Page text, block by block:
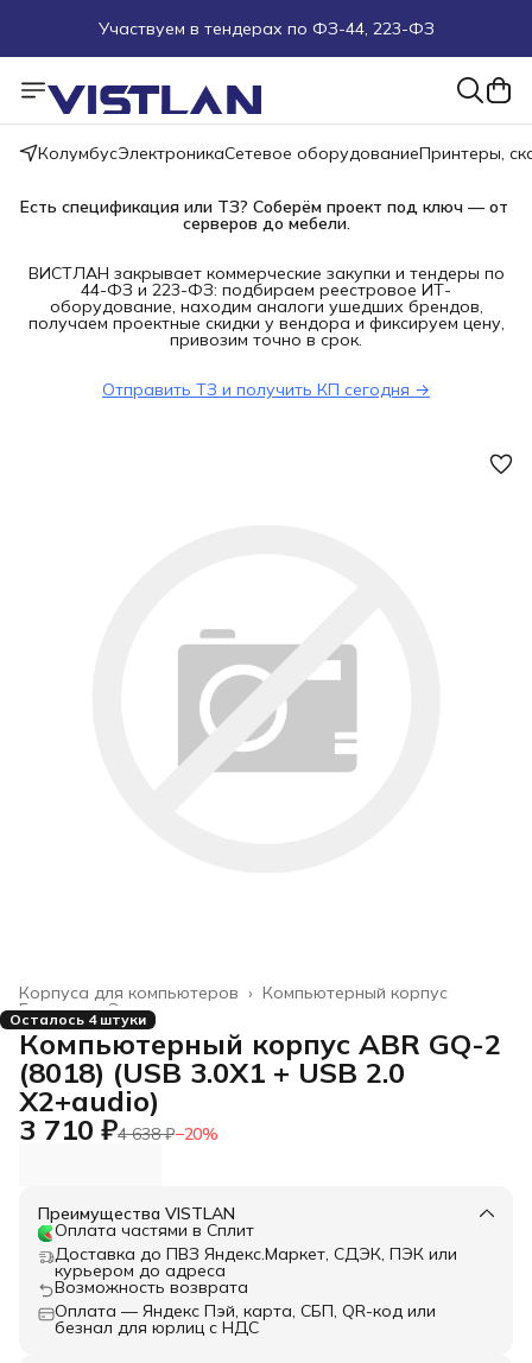
Участвуем в тендерах по ФЗ-44, 223-ФЗ
Поможем подобрать оборудование под ТЗ
Пришлите запрос на e-mail или в чат
КолумбусЭлектроникаСетевое оборудованиеПринтеры,
Есть спецификация или ТЗ? Соберём проект под ключ — от
серверов до мебели.
ВИСТЛАН закрывает коммерческие закупки и тендеры по
44-ФЗ и 223-ФЗ: подбираем реестровое ИТ-
оборудование, находим аналоги ушедших брендов,
получаем проектные скидки у вендора и фиксируем цену,
привозим точно в срок.
Отправить ТЗ и получить КП сегодня →
Компьютерный корпус
Корпуса для компьютеров ›
Электроника
Главная ›
Осталось 4 штуки
Компьютерный корпус ABR GQ-2
(8018) (USB 3.0X1 + USB 2.0
X2+audio)
3 710 ₽4 638 ₽−20%
Преимущества VISTLAN
Оплата частями в Сплит
Доставка до ПВЗ Яндекс.Маркет, СДЭК, ПЭК или
курьером до адреса
Возможность возврата
Оплата — Яндекс Пэй, карта, СБП, QR-код или
безнал для юрлиц с НДС